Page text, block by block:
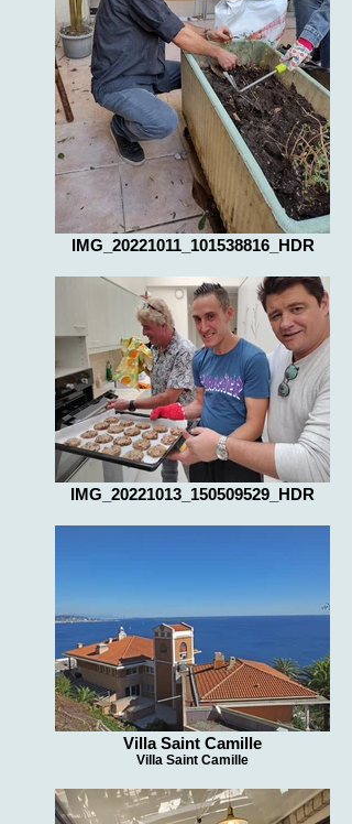
IMG_20221011_101538816_HDR
IMG_20221013_150509529_HDR
Villa Saint Camille
Villa Saint Camille